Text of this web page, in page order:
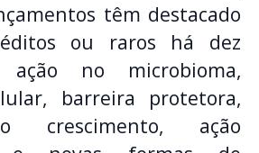
têm destacado
ou raros há dez
ação no microbioma,
barreira protetora,
crescimento, ação